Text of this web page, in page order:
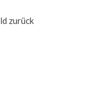
zurück